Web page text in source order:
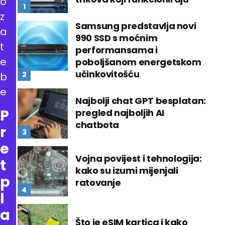
Samsung predstavlja novi
990 SSD s moćnim
performansama i
poboljšanom energetskom
učinkovitošću
Najbolji chat GPT besplatan:
pregled najboljih AI
chatbota
Vojna povijest i tehnologija:
kako su izumi mijenjali
ratovanje
Što je eSIM kartica i kako
z
a
t
e
b
e
P
r
e
t
p
l
a